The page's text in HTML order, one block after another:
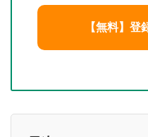
【無料】登